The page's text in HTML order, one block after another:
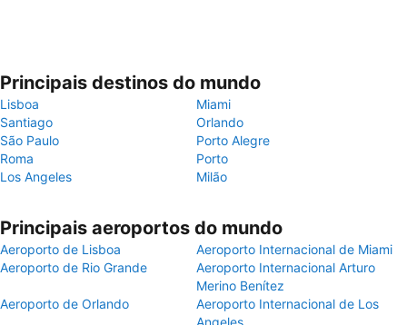
Principais destinos do mundo
Lisboa
Miami
Santiago
Orlando
São Paulo
Porto Alegre
Roma
Porto
Los Angeles
Milão
Principais aeroportos do mundo
Aeroporto de Lisboa
Aeroporto Internacional de Miami
Aeroporto de Rio Grande
Aeroporto Internacional Arturo
Merino Benítez
Aeroporto de Orlando
Aeroporto Internacional de Los
Angeles